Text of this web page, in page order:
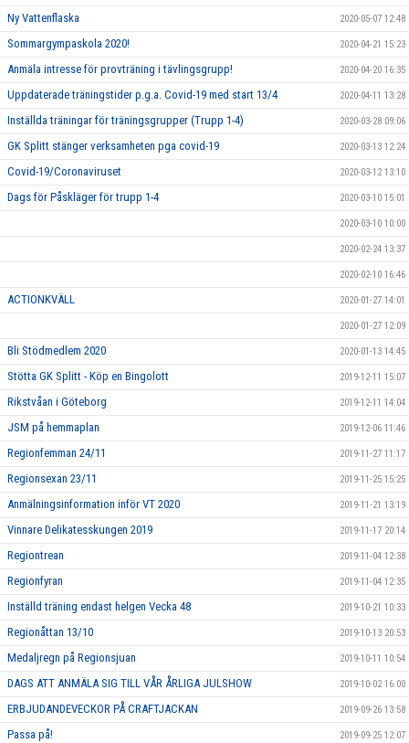
Ny Vattenflaska 2020-05-07 12:48
Sommargympaskola 2020! 2020-04-21 15:23
Anmäla intresse för provträning i tävlingsgrupp! 2020-04-20 16:35
Uppdaterade träningstider p.g.a. Covid-19 med start 13/4 2020-04-11 13:28
Inställda träningar för träningsgrupper (Trupp 1-4) 2020-03-28 09:06
GK Splitt stänger verksamheten pga covid-19 2020-03-13 12:24
Covid-19/Coronaviruset 2020-03-12 13:10
Dags för Påskläger för trupp 1-4 2020-03-10 15:01
2020-03-10 10:00
2020-02-24 13:37
2020-02-10 16:46
ACTIONKVÄLL 2020-01-27 14:01
2020-01-27 12:09
Bli Stödmedlem 2020 2020-01-13 14:45
Stötta GK Splitt - Köp en Bingolott 2019-12-11 15:07
Rikstvåan i Göteborg 2019-12-11 14:04
JSM på hemmaplan 2019-12-06 11:46
Regionfemman 24/11 2019-11-27 11:17
Regionsexan 23/11 2019-11-25 15:25
Anmälningsinformation inför VT 2020 2019-11-21 13:19
Vinnare Delikatesskungen 2019 2019-11-17 20:14
Regiontrean 2019-11-04 12:38
Regionfyran 2019-11-04 12:35
Inställd träning endast helgen Vecka 48 2019-10-21 10:33
Regionåttan 13/10 2019-10-13 20:53
Medaljregn på Regionsjuan 2019-10-11 10:54
DAGS ATT ANMÄLA SIG TILL VÅR ÅRLIGA JULSHOW 2019-10-02 16:00
ERBJUDANDEVECKOR PÅ CRAFTJACKAN 2019-09-26 13:58
Passa på! 2019-09-25 12:07